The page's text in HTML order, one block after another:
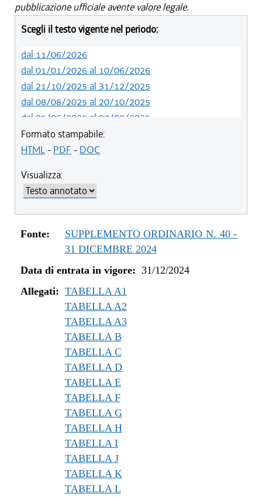
pubblicazione ufficiale avente valore legale.
Scegli il testo vigente nel periodo:
dal 11/06/2026
dal 01/01/2026 al 10/06/2026
dal 21/10/2025 al 31/12/2025
dal 08/08/2025 al 20/10/2025
dal 05/06/2025 al 07/08/2025
dal 31/12/2024 al 04/06/2025
Formato stampabile:
HTML- PDF - DOC
Visualizza:
Fonte:
SUPPLEMENTO ORDINARIO N. 40 -
31 DICEMBRE 2024
Data di entrata in vigore: 31/12/2024
Allegati: TABELLA A1
TABELLA A2
TABELLA A3
TABELLA B
TABELLA C
TABELLA D
TABELLA E
TABELLA F
TABELLA G
TABELLA H
TABELLA I
TABELLA J
TABELLA K
TABELLA L